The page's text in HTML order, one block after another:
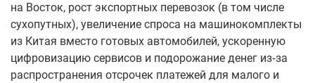
на Восток, рост экспортных перевозок (в том числе
сухопутных), увеличение спроса на машинокомплекты
из Китая вместо готовых автомобилей, ускоренную
цифровизацию сервисов и подорожание денег из‑за
распространения отсрочек платежей для малого и